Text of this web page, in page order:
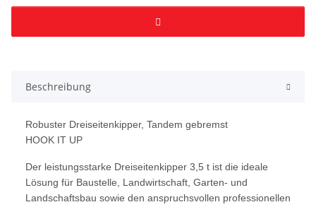
Beschreibung
Robuster Dreiseitenkipper, Tandem gebremst
HOOK IT UP
Der leistungsstarke Dreiseitenkipper 3,5 t ist die ideale
Lösung für Baustelle, Landwirtschaft, Garten- und
Landschaftsbau sowie den anspruchsvollen professionellen